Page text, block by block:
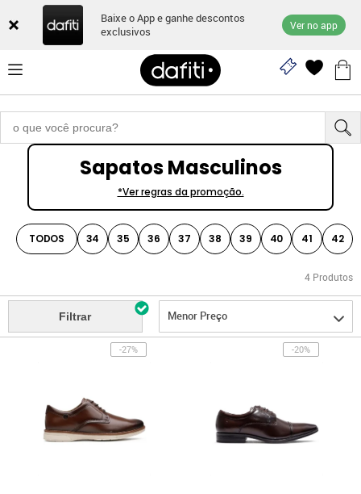
Baixe o App e ganhe descontos
exclusivos
Ver no app
Sapatos Masculinos
*Ver regras da promoção.
TODOS 34 35 36 37 38 39 40 41 42
4 Produtos
Filtrar Menor Preço
-27% -20%